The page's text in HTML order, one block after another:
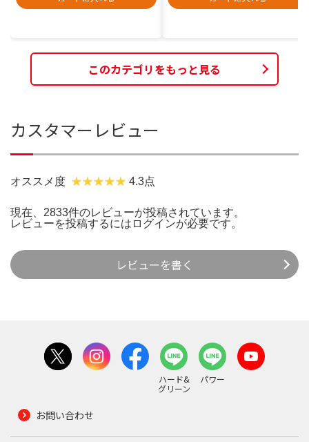
このカテゴリをもっと見る
カスタマーレビュー
オススメ度 4.3点
現在、2833件のレビューが投稿されています。
レビューを投稿するには ログインが必要です。
レビューを書く
ハード&
グリーン
パワー
お問い合わせ